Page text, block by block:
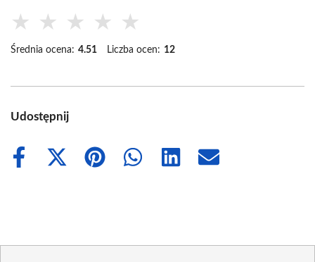
★ ★ ★ ★ ★
Średnia ocena: 4.51 Liczba ocen: 12
Udostępnij
Share
Share
Share
Share
Share
Share